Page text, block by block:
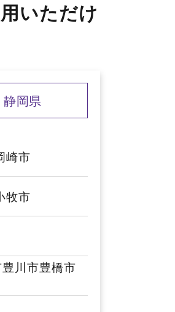
いただけ
静岡県
崎市
牧市
豊川市豊橋市